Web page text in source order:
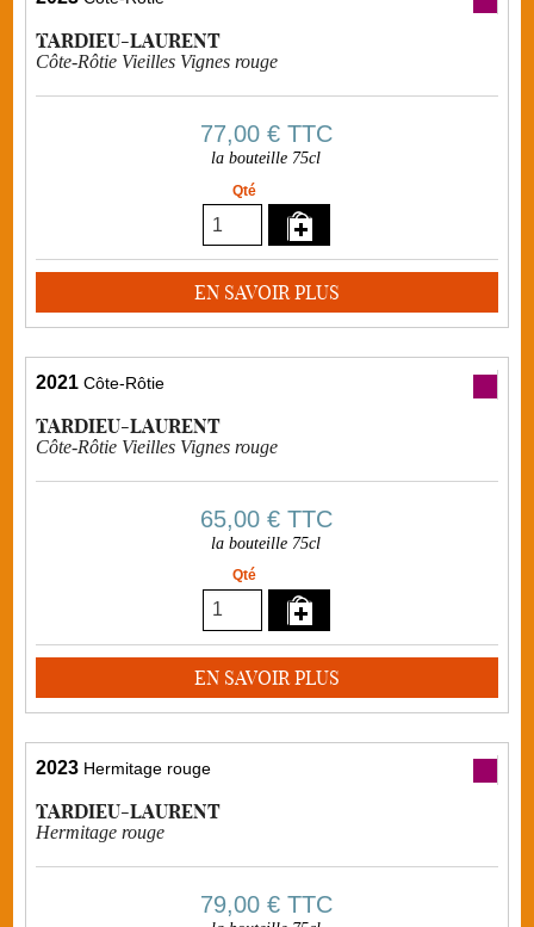
TARDIEU-LAURENT
Côte-Rôtie Vieilles Vignes rouge
77,00 €TTC
la bouteille 75cl
Qté
EN SAVOIR PLUS
2021 Côte-Rôtie
TARDIEU-LAURENT
Côte-Rôtie Vieilles Vignes rouge
65,00 €TTC
la bouteille 75cl
Qté
EN SAVOIR PLUS
2023 Hermitage rouge
TARDIEU-LAURENT
Hermitage rouge
79,00 €TTC